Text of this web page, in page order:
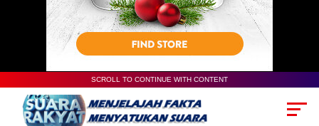
SCROLL TO CONTINUE WITH CONTENT